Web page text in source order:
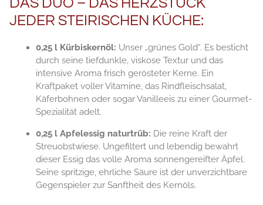
JEDER STEIRISCHEN KÜCHE:
0,25 l Kürbiskernöl: Unser „grünes Gold“. Es besticht
durch seine tiefdunkle, viskose Textur und das
intensive Aroma frisch gerösteter Kerne. Ein
Kraftpaket voller Vitamine, das Rindfleischsalat,
Käferbohnen oder sogar Vanilleeis zu einer Gourmet-
Spezialität adelt.
0,25 l Apfelessig naturtrüb: Die reine Kraft der
Streuobstwiese. Ungefiltert und lebendig bewahrt
dieser Essig das volle Aroma sonnengereifter Äpfel.
Seine spritzige, ehrliche Säure ist der unverzichtbare
Gegenspieler zur Sanftheit des Kernöls.